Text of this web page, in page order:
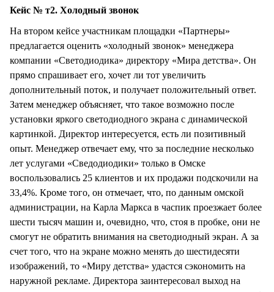
Кейс № т2. Холодный звонок
На втором кейсе участникам площадки «Партнеры»
предлагается оценить «холодный звонок» менеджера
компании «Светодиодика» директору «Мира детства». Он
прямо спрашивает его, хочет ли тот увеличить
дополнительный поток, и получает положительный ответ.
Затем менеджер объясняет, что такое возможно после
установки яркого светодиодного экрана с динамической
картинкой. Директор интересуется, есть ли позитивный
опыт. Менеджер отвечает ему, что за последние несколько
лет услугами «Сведодиодики» только в Омске
воспользовались 25 клиентов и их продажи подскочили на
33,4%. Кроме того, он отмечает, что, по данным омской
администрации, на Карла Маркса в часпик проезжает более
шести тысяч машин и, очевидно, что, стоя в пробке, они не
смогут не обратить внимания на светодиодный экран. А за
счет того, что на экране можно менять до шестидесяти
изображений, то «Миру детства» удастся сэкономить на
наружной рекламе. Директора заинтересовал выход на